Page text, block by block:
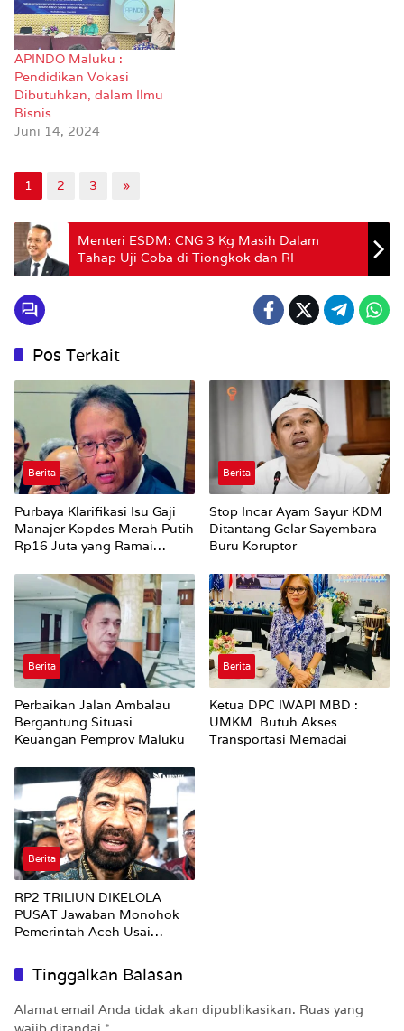
APINDO Maluku :
Pendidikan Vokasi
Dibutuhkan, dalam Ilmu
Bisnis
Juni 14, 2024
1 2 3 »
Menteri ESDM: CNG 3 Kg Masih Dalam
Tahap Uji Coba di Tiongkok dan RI
Pos Terkait
Berita
Purbaya Klarifikasi Isu Gaji
Manajer Kopdes Merah Putih
Rp16 Juta yang Ramai
Berita
Stop Incar Ayam Sayur KDM
Ditantang Gelar Sayembara
Buru Koruptor
Berita
Perbaikan Jalan Ambalau
Bergantung Situasi
Keuangan Pemprov Maluku
Berita
Ketua DPC IWAPI MBD :
UMKM Butuh Akses
Transportasi Memadai
Berita
RP2 TRILIUN DIKELOLA
PUSAT Jawaban Monohok
Pemerintah Aceh Usai
Dana Pertanian
Tinggalkan Balasan
Alamat email Anda tidak akan dipublikasikan. Ruas yang